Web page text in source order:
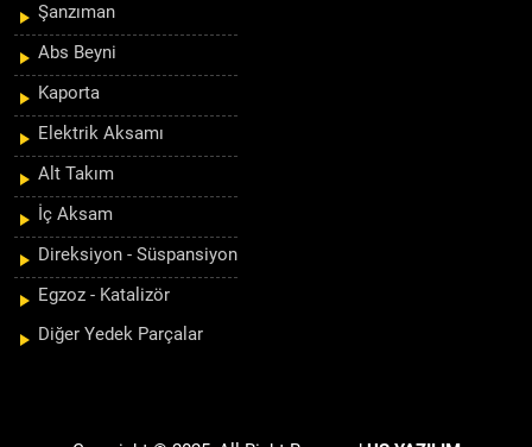
Şanzıman
Abs Beyni
Kaporta
Elektrik Aksamı
Alt Takım
İç Aksam
Direksiyon - Süspansiyon
Egzoz - Katalizör
Diğer Yedek Parçalar